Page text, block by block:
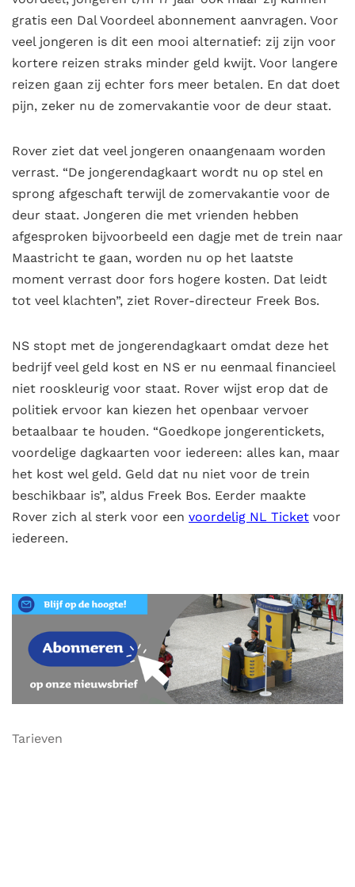
gratis een Dal Voordeel abonnement aanvragen. Voor
veel jongeren is dit een mooi alternatief: zij zijn voor
kortere reizen straks minder geld kwijt. Voor langere
reizen gaan zij echter fors meer betalen. En dat doet
pijn, zeker nu de zomervakantie voor de deur staat.
Rover ziet dat veel jongeren onaangenaam worden
verrast. “De jongerendagkaart wordt nu op stel en
sprong afgeschaft terwijl de zomervakantie voor de
deur staat. Jongeren die met vrienden hebben
afgesproken bijvoorbeeld een dagje met de trein naar
Maastricht te gaan, worden nu op het laatste
moment verrast door fors hogere kosten. Dat leidt
tot veel klachten”, ziet Rover-directeur Freek Bos.
NS stopt met de jongerendagkaart omdat deze het
bedrijf veel geld kost en NS er nu eenmaal financieel
niet rooskleurig voor staat. Rover wijst erop dat de
politiek ervoor kan kiezen het openbaar vervoer
betaalbaar te houden. “Goedkope jongerentickets,
voordelige dagkaarten voor iedereen: alles kan, maar
het kost wel geld. Geld dat nu niet voor de trein
beschikbaar is”, aldus Freek Bos. Eerder maakte
Rover zich al sterk voor een voordelig NL Ticket voor
iedereen.
Tarieven